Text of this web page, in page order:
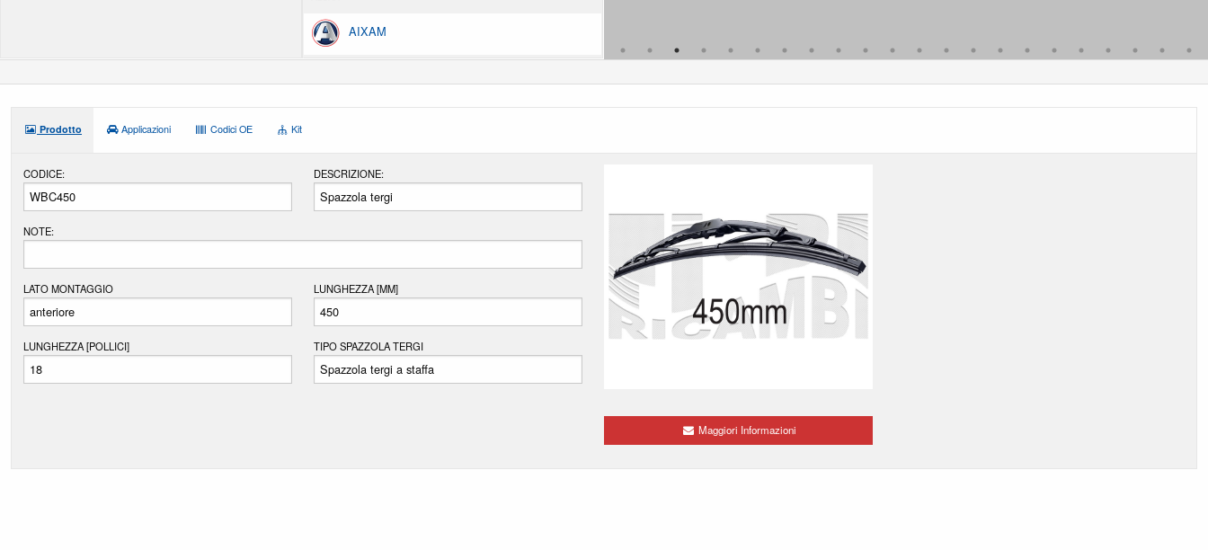
AIXAM
ALPINE
AMC
ARO
ARTEGA
ASIA MOTORS
ASTON MARTIN
AUDI
AUSTIN
AUSTIN-HEALEY
Prodotto Applicazioni Codici OE Kit
CODICE: DESCRIZIONE:
NOTE:
LATO MONTAGGIO LUNGHEZZA [MM]
LUNGHEZZA [POLLICI] TIPO SPAZZOLA TERGI
Maggiori Informazioni